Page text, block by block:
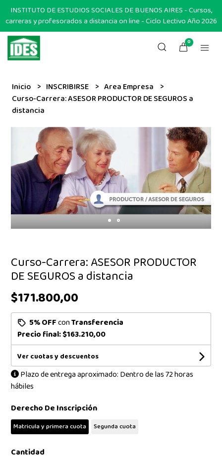
INSTITUTO DE ESTUDIOS SOCIALES DE BUENOS AIRES - Cursos,
carreras y profesorados a distancia on line - Ciclo Lectivo Año 2026
0
Inicio INSCRIBIRSE
Area Empresa
Curso-Carrera: ASESOR PRODUCTOR DE SEGUROS a
distancia
Curso-Carrera: ASESOR PRODUCTOR
DE SEGUROS a distancia
$171.800,00
5% OFFconTransferencia
Precio final:$163.210,00
Ver cuotas y descuentos
Plazo de entrega aproximado: Dentro de las 72 horas
hábiles
Derecho De Inscripción
Matricula y primera cuota Segunda cuota
Cantidad